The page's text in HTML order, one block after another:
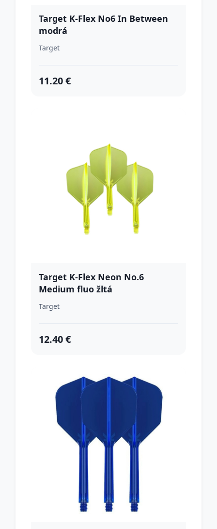
Target K-Flex No6 In Between
modrá
Target
11.20 €
Target K-Flex Neon No.6
Medium fluo žltá
Target
12.40 €